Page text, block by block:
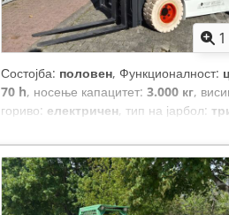
1
Состојба: половен, Функционалност:
70 h, носење капацитет: 3.000 кг,
гориво: електричен, тип на јарбол:
кг, вкупна должина:2.520 мм, тип на